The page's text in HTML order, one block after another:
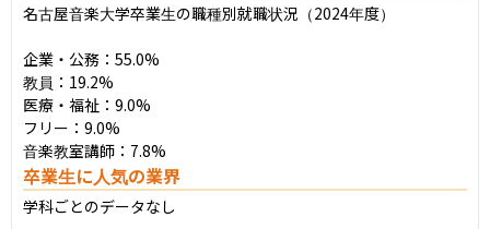
名古屋音楽大学卒業生の職種別就職状況（2024年度）
企業・公務：55.0%
教員：19.2%
医療・福祉：9.0%
フリー：9.0%
音楽教室講師：7.8%
卒業生に人気の業界
学科ごとのデータなし